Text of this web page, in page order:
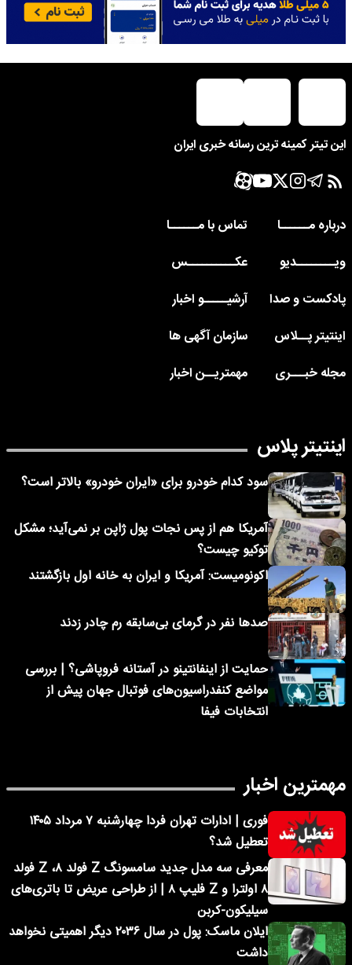
این تیتر کمینه ترین رسانه خبری ایران
درباره مــــــا
تماس با مــــــا
ویــــــــدیو
عکــــــــــس
پادکست و صدا
آرشیـــــو اخبار
اینتیتر پــلاس
سازمان آگهی ها
مجله خبـــری
مهمتریــن اخبار
اینتیتر پلاس
سود کدام خودرو برای «ایران خودرو» بالاتر است؟
آمریکا هم از پس نجات پول ژاپن بر نمی‌آید؛ مشکل
توکیو چیست؟
اکونومیست: آمریکا و ایران به خانه اول بازگشتند
صدها نفر در گرمای بی‌سابقه رم چادر زدند
حمایت از اینفانتینو در آستانه فروپاشی؟ | بررسی
مواضع کنفدراسیون‌های فوتبال جهان پیش از
انتخابات فیفا
مهمترین اخبار
فوری | ادارات تهران فردا چهارشنبه ۷ مرداد ۱۴۰۵
تعطیل شد؟
معرفی سه مدل جدید سامسونگ Z فولد ۸، Z فولد
۸ اولترا و Z فلیپ ۸ | از طراحی عریض تا باتری‌های
سیلیکون-کربن
ایلان ماسک: پول در سال ۲۰۳۶ دیگر اهمیتی نخواهد
داشت